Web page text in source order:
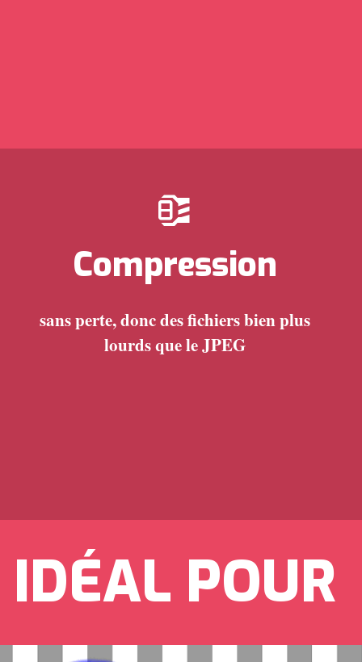
Compression
sans perte, donc des fichiers bien plus
lourds que le JPEG
IDÉAL POUR